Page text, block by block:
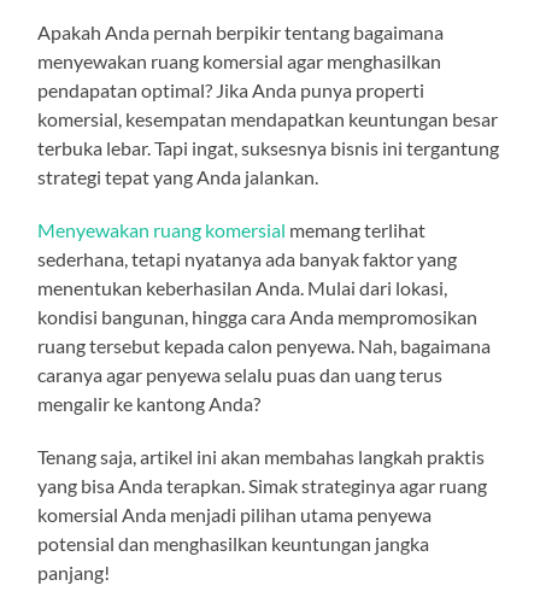
Apakah Anda pernah berpikir tentang bagaimana
menyewakan ruang komersial agar menghasilkan
pendapatan optimal? Jika Anda punya properti
komersial, kesempatan mendapatkan keuntungan besar
terbuka lebar. Tapi ingat, suksesnya bisnis ini tergantung
strategi tepat yang Anda jalankan.
Menyewakan ruang komersial memang terlihat
sederhana, tetapi nyatanya ada banyak faktor yang
menentukan keberhasilan Anda. Mulai dari lokasi,
kondisi bangunan, hingga cara Anda mempromosikan
ruang tersebut kepada calon penyewa. Nah, bagaimana
caranya agar penyewa selalu puas dan uang terus
mengalir ke kantong Anda?
Tenang saja, artikel ini akan membahas langkah praktis
yang bisa Anda terapkan. Simak strateginya agar ruang
komersial Anda menjadi pilihan utama penyewa
potensial dan menghasilkan keuntungan jangka
panjang!